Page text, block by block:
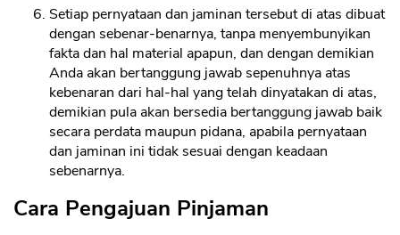
Setiap pernyataan dan jaminan tersebut di atas dibuat
dengan sebenar-benarnya, tanpa menyembunyikan
fakta dan hal material apapun, dan dengan demikian
Anda akan bertanggung jawab sepenuhnya atas
kebenaran dari hal-hal yang telah dinyatakan di atas,
demikian pula akan bersedia bertanggung jawab baik
secara perdata maupun pidana, apabila pernyataan
dan jaminan ini tidak sesuai dengan keadaan
sebenarnya.
Cara Pengajuan Pinjaman